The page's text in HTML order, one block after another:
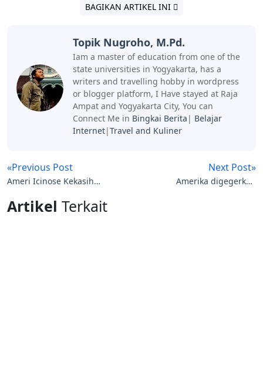
BAGIKAN ARTIKEL INI
Topik Nugroho, M.Pd.
Iam a master of education from one of the
state universities in Yogyakarta, has a
writers and travelling hobby in wordpress
or blogger platform, I Have stayed at Raja
Ampat and Yogyakarta City, You can
Connect Me in Bingkai Berita | Belajar
Internet|Travel and Kuliner
«Previous Post
Ameri Icinose Kekasih
di twitter
Next Post»
Amerika digegerkan
Artikel Terkait